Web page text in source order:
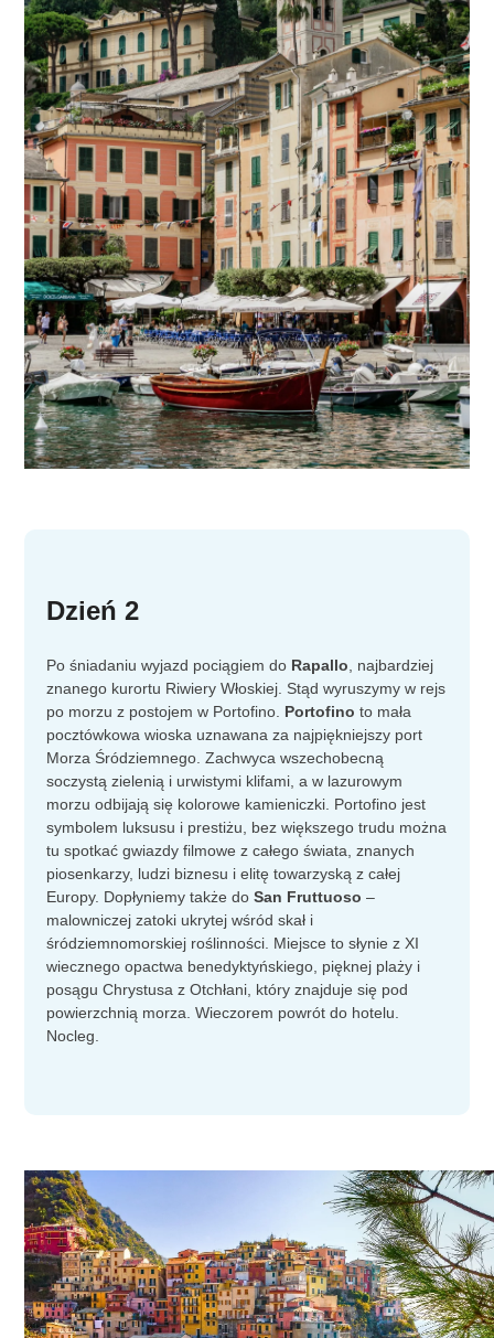
Dzień 2
Po śniadaniu wyjazd pociągiem do Rapallo , najbardziej
znanego kurortu Riwiery Włoskiej. Stąd wyruszymy w rejs
po morzu z postojem w Portofino. Portofino to mała
pocztówkowa wioska uznawana za najpiękniejszy port
Morza Śródziemnego. Zachwyca wszechobecną
soczystą zielenią i urwistymi klifami, a w lazurowym
morzu odbijają się kolorowe kamieniczki. Portofino jest
symbolem luksusu i prestiżu, bez większego trudu można
tu spotkać gwiazdy filmowe z całego świata, znanych
piosenkarzy, ludzi biznesu i elitę towarzyską z całej
Europy. Dopłyniemy także doSan Fruttuoso–
malowniczej zatoki ukrytej wśród skał i
śródziemnomorskiej roślinności. Miejsce to słynie z XI
wiecznego opactwa benedyktyńskiego, pięknej plaży i
posągu Chrystusa z Otchłani, który znajduje się pod
powierzchnią morza. Wieczorem powrót do hotelu.
Nocleg.